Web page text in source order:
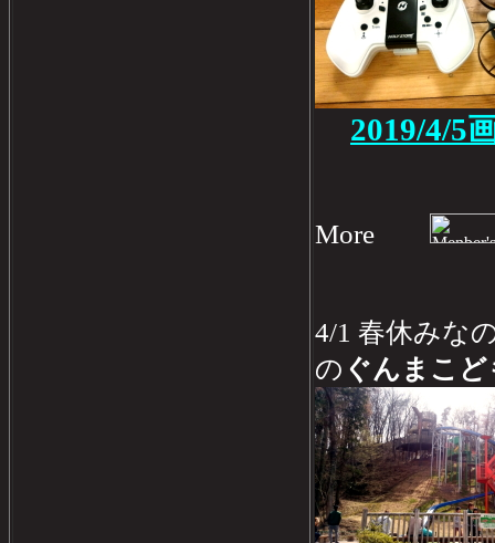
2019/4/5
More
4/1 春休みな
の ぐんまこ